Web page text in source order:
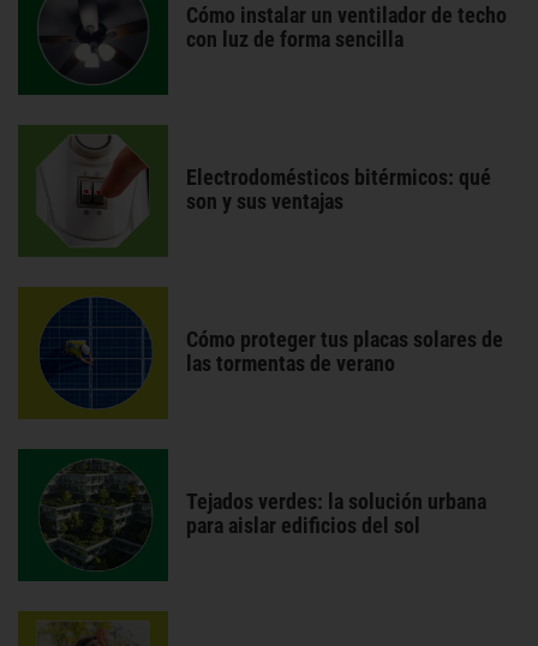
Cómo instalar un ventilador de techo
con luz de forma sencilla
Electrodomésticos bitérmicos: qué
son y sus ventajas
Cómo proteger tus placas solares de
las tormentas de verano
Tejados verdes: la solución urbana
para aislar edificios del sol